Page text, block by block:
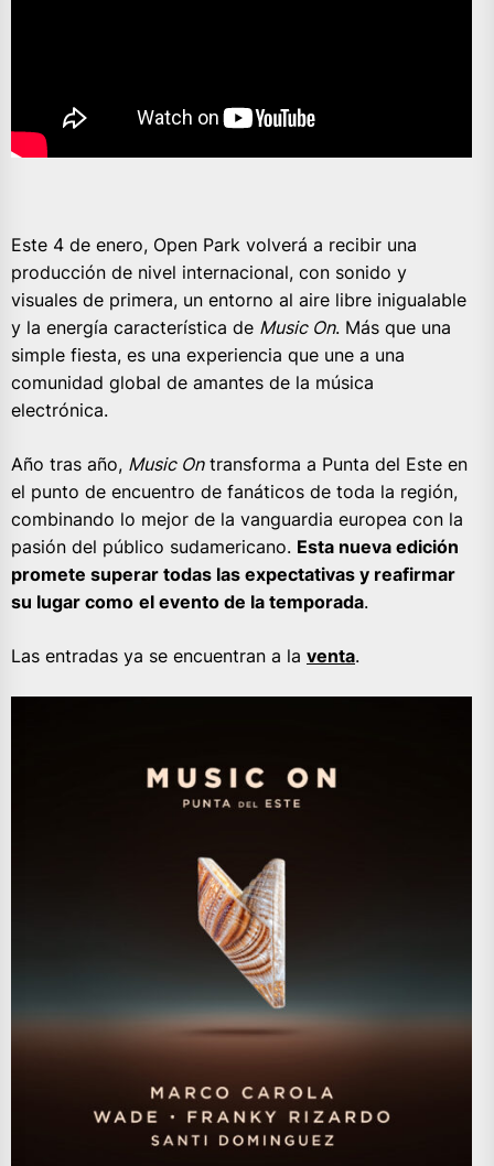
Este 4 de enero, Open Park volverá a recibir una
producción de nivel internacional, con sonido y
visuales de primera, un entorno al aire libre inigualable
y la energía característica de Music On. Más que una
simple fiesta, es una experiencia que une a una
comunidad global de amantes de la música
electrónica.
Año tras año, Music Ontransforma a Punta del Este en
el punto de encuentro de fanáticos de toda la región,
combinando lo mejor de la vanguardia europea con la
pasión del público sudamericano. Esta nueva edición
promete superar todas las expectativas y reafirmar
su lugar como el evento de la temporada.
Las entradas ya se encuentran a la venta.